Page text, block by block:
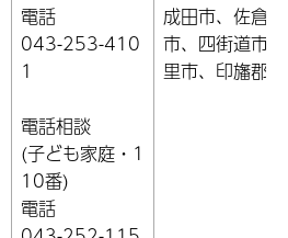
電話
043-253-410
1
電話相談
(子ども家庭・1
10番)
電話
成田市、佐倉
市、四街道市
里市、印旛郡